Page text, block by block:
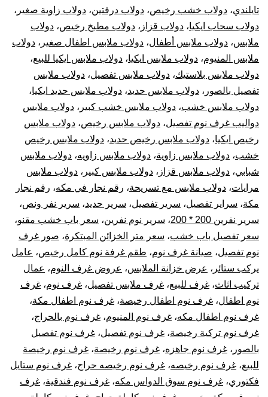
تايلندي، دولاب خشب رخيص، دولاب درفتين، دولاب زاوية صغير ،
دولاب سحاب ايكيا، دولاب قزاز ، دولاب مطبخ رخيص، دولاب
ملابس، دولاب ملابس أطفال، دولاب ملابس اطفال صغير ، دولاب
ملابس المنيوم، دولاب ملابس ايكيا، دولاب ملابس ايكيا للبيع،
دولاب ملابس بلاستيك، دولاب ملابس تفصيل، دولاب ملابس
تفصيل بالصور ، دولاب ملابس حديد، دولاب ملابس حديد ايكيا،
دولاب ملابس خشب، دولاب ملابس خشب كبير ، دولاب ملابس
دواليب غرف نوم تفصيل، دولاب ملابس رخيص، دولاب ملابس
رخيص ايكيا، دولاب ملابس رخيص حديد، دولاب ملابس رخيص
خشب، دولاب ملابس زاوية، دولاب ملابس زاويه، دولاب ملابس
شبابي، دولاب ملابس قزاز ، دولاب ملابس كبير ، دولاب ملابس
مرايات، دولاب ملابس مع تسريحة، رقم نجار في مكه، رقم نجار
مكة، سراير تفصيل، سرير تفصيل، سرير حديد، سرير نفر ونص،
سرير نفرين 200 * 200
، سرير نوم نفرين، سعر باب خشب مقنو،
سعر تفصيل باب خشب، سعر متر الخزائن المبتكرة، صور غرف
نوم تفصيل، صيانة غرف نوم، طقم غرفة نوم كامل رخيص، عامل
يركب ستائر ، عرض خزانة الملابس، عروض غرف النوم، عمال
تركيب اثاث، غرف للبيع، غرف ملابس تفصيل، غرف نوم، غرف
نوم اطفال، غرف نوم اطفال رخيصة، غرف نوم اطفال مكة،
غرف نوم اطفال مكه، غرف نوم المنيوم، غرف نوم بالحراج،
غرف نوم تركية رخيصة، غرف نوم تفصيل، غرف نوم تفصيل
بالصور ، غرف نوم جاهزه، غرف نوم رخيصة، غرف نوم رخيصة
للبيع، غرف نوم رخيصه، غرف نوم رخيصه حراج، غرف نوم ستايل
فكتوري، غرف نوم سوق الدواس مكه، غرف نوم فندقية، غرف